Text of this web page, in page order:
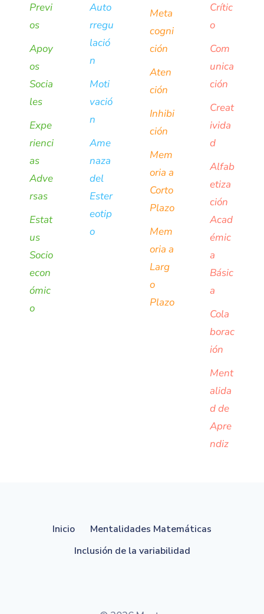
Previ
os
Apoy
os
Socia
les
Expe
rienci
as
Adve
rsas
Estat
us
Socio
econ
ómic
o
Auto
rregu
lació
n
Moti
vació
n
Ame
naza
del
Ester
eotip
o
Meta
cogni
ción
Aten
ción
Inhibi
ción
Mem
oria a
Corto
Plazo
Mem
oria a
Larg
o
Plazo
Crític
o
Com
unica
ción
Creat
ivida
d
Alfab
etiza
ción
Acad
émic
a
Básic
a
Cola
borac
ión
Ment
alida
d de
Apre
ndiz
Inicio
Mentalidades Matemáticas
Inclusión de la variabilidad